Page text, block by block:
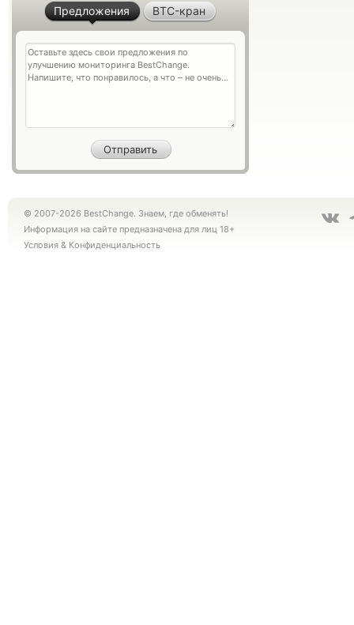
Предложения BTC-кран
© 2007-2026 BestChange. Знаем, где обменять!
Информация на сайте предназначена для лиц 18+
Условия & Конфиденциальность